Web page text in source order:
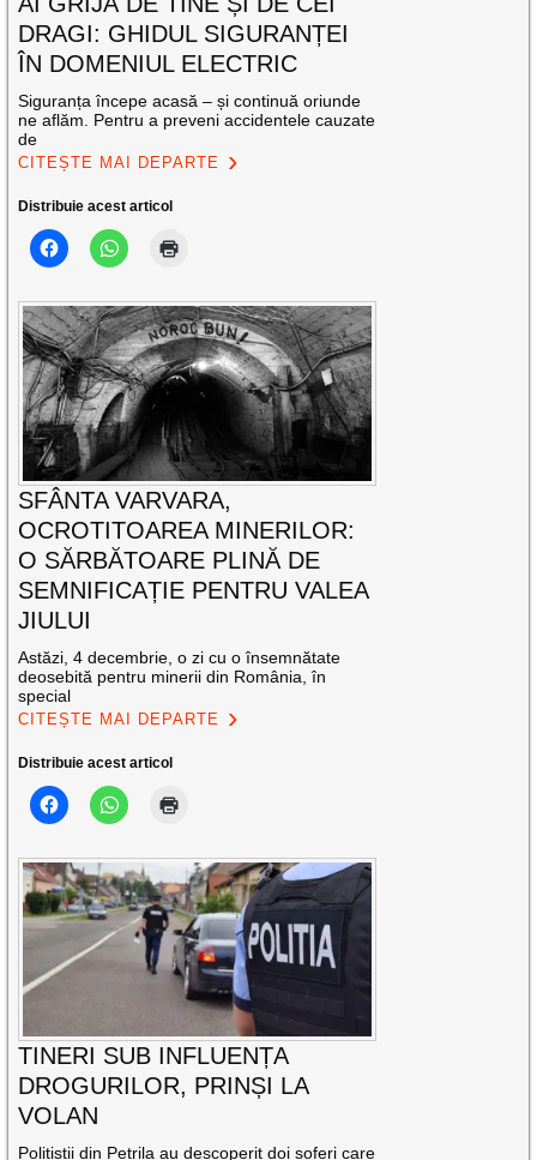
DRAGI: GHIDUL SIGURANȚEI
ÎN DOMENIUL ELECTRIC
Siguranța începe acasă – și continuă oriunde
ne aflăm. Pentru a preveni accidentele cauzate
de
CITEȘTE MAI DEPARTE
Distribuie acest articol
SFÂNTA VARVARA,
OCROTITOAREA MINERILOR:
O SĂRBĂTOARE PLINĂ DE
SEMNIFICAȚIE PENTRU VALEA
JIULUI
Astăzi, 4 decembrie, o zi cu o însemnătate
deosebită pentru minerii din România, în
special
CITEȘTE MAI DEPARTE
Distribuie acest articol
TINERI SUB INFLUENȚA
DROGURILOR, PRINȘI LA
VOLAN
Polițiștii din Petrila au descoperit doi șoferi care